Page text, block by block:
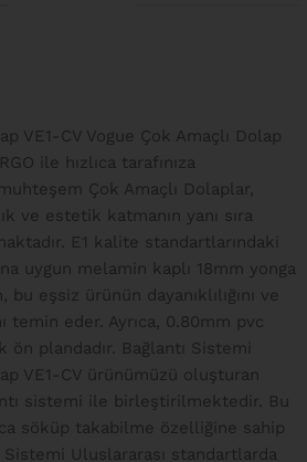
VE1-CV Vogue Çok Amaçlı Dolap
ile hızlıca tarafınıza
Çok Amaçlı Dolaplar,
ve estetik katmanın yanı sıra
E1 kalite standartlarındaki
uygun melamin kaplı 18mm yonga
eşsiz ürünün dayanıklılığını ve
temin eder. Ayrıca, 0.80mm pvc
ön plandadır. Bağlantı Sistemi
VE1-CV ürünümüzü oluşturan
sistemi ile birleştirilmektedir. Bu
söküp takabilme özelliğine sahip
Uluslararası standartlarda